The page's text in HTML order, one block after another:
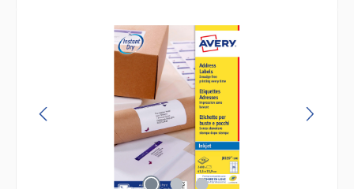
Sla de afbeeldingengalerij over